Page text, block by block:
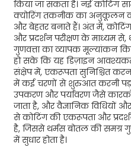
किया जा सकता है। नई कोटिंग
क्योरिंग तकनीक का अनुकूलन
और बेहतर बनाते हैं। अंत में,
और प्रदर्शन परीक्षण के माध्यम
गुणवत्ता का व्यापक मूल्यांकन
हो सके कि यह डिज़ाइन
संक्षेप में, एकरूपता सुनिश्चित
में कई चरणों से शुरुआत करनी पड़ती
उपकरण और पर्यावरण जैसे
जाता है, और वैज्ञानिक विधियों
से कोटिंग की एकरूपता और प्रदर्शन
है, जिससे थर्मस बोतल की समग्र
में सुधार होता है।